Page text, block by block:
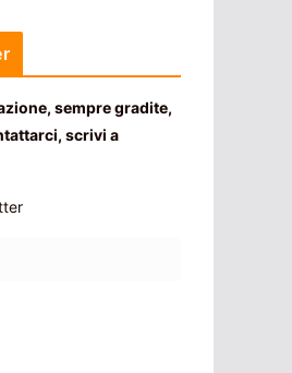
sempre gradite,
scrivi a